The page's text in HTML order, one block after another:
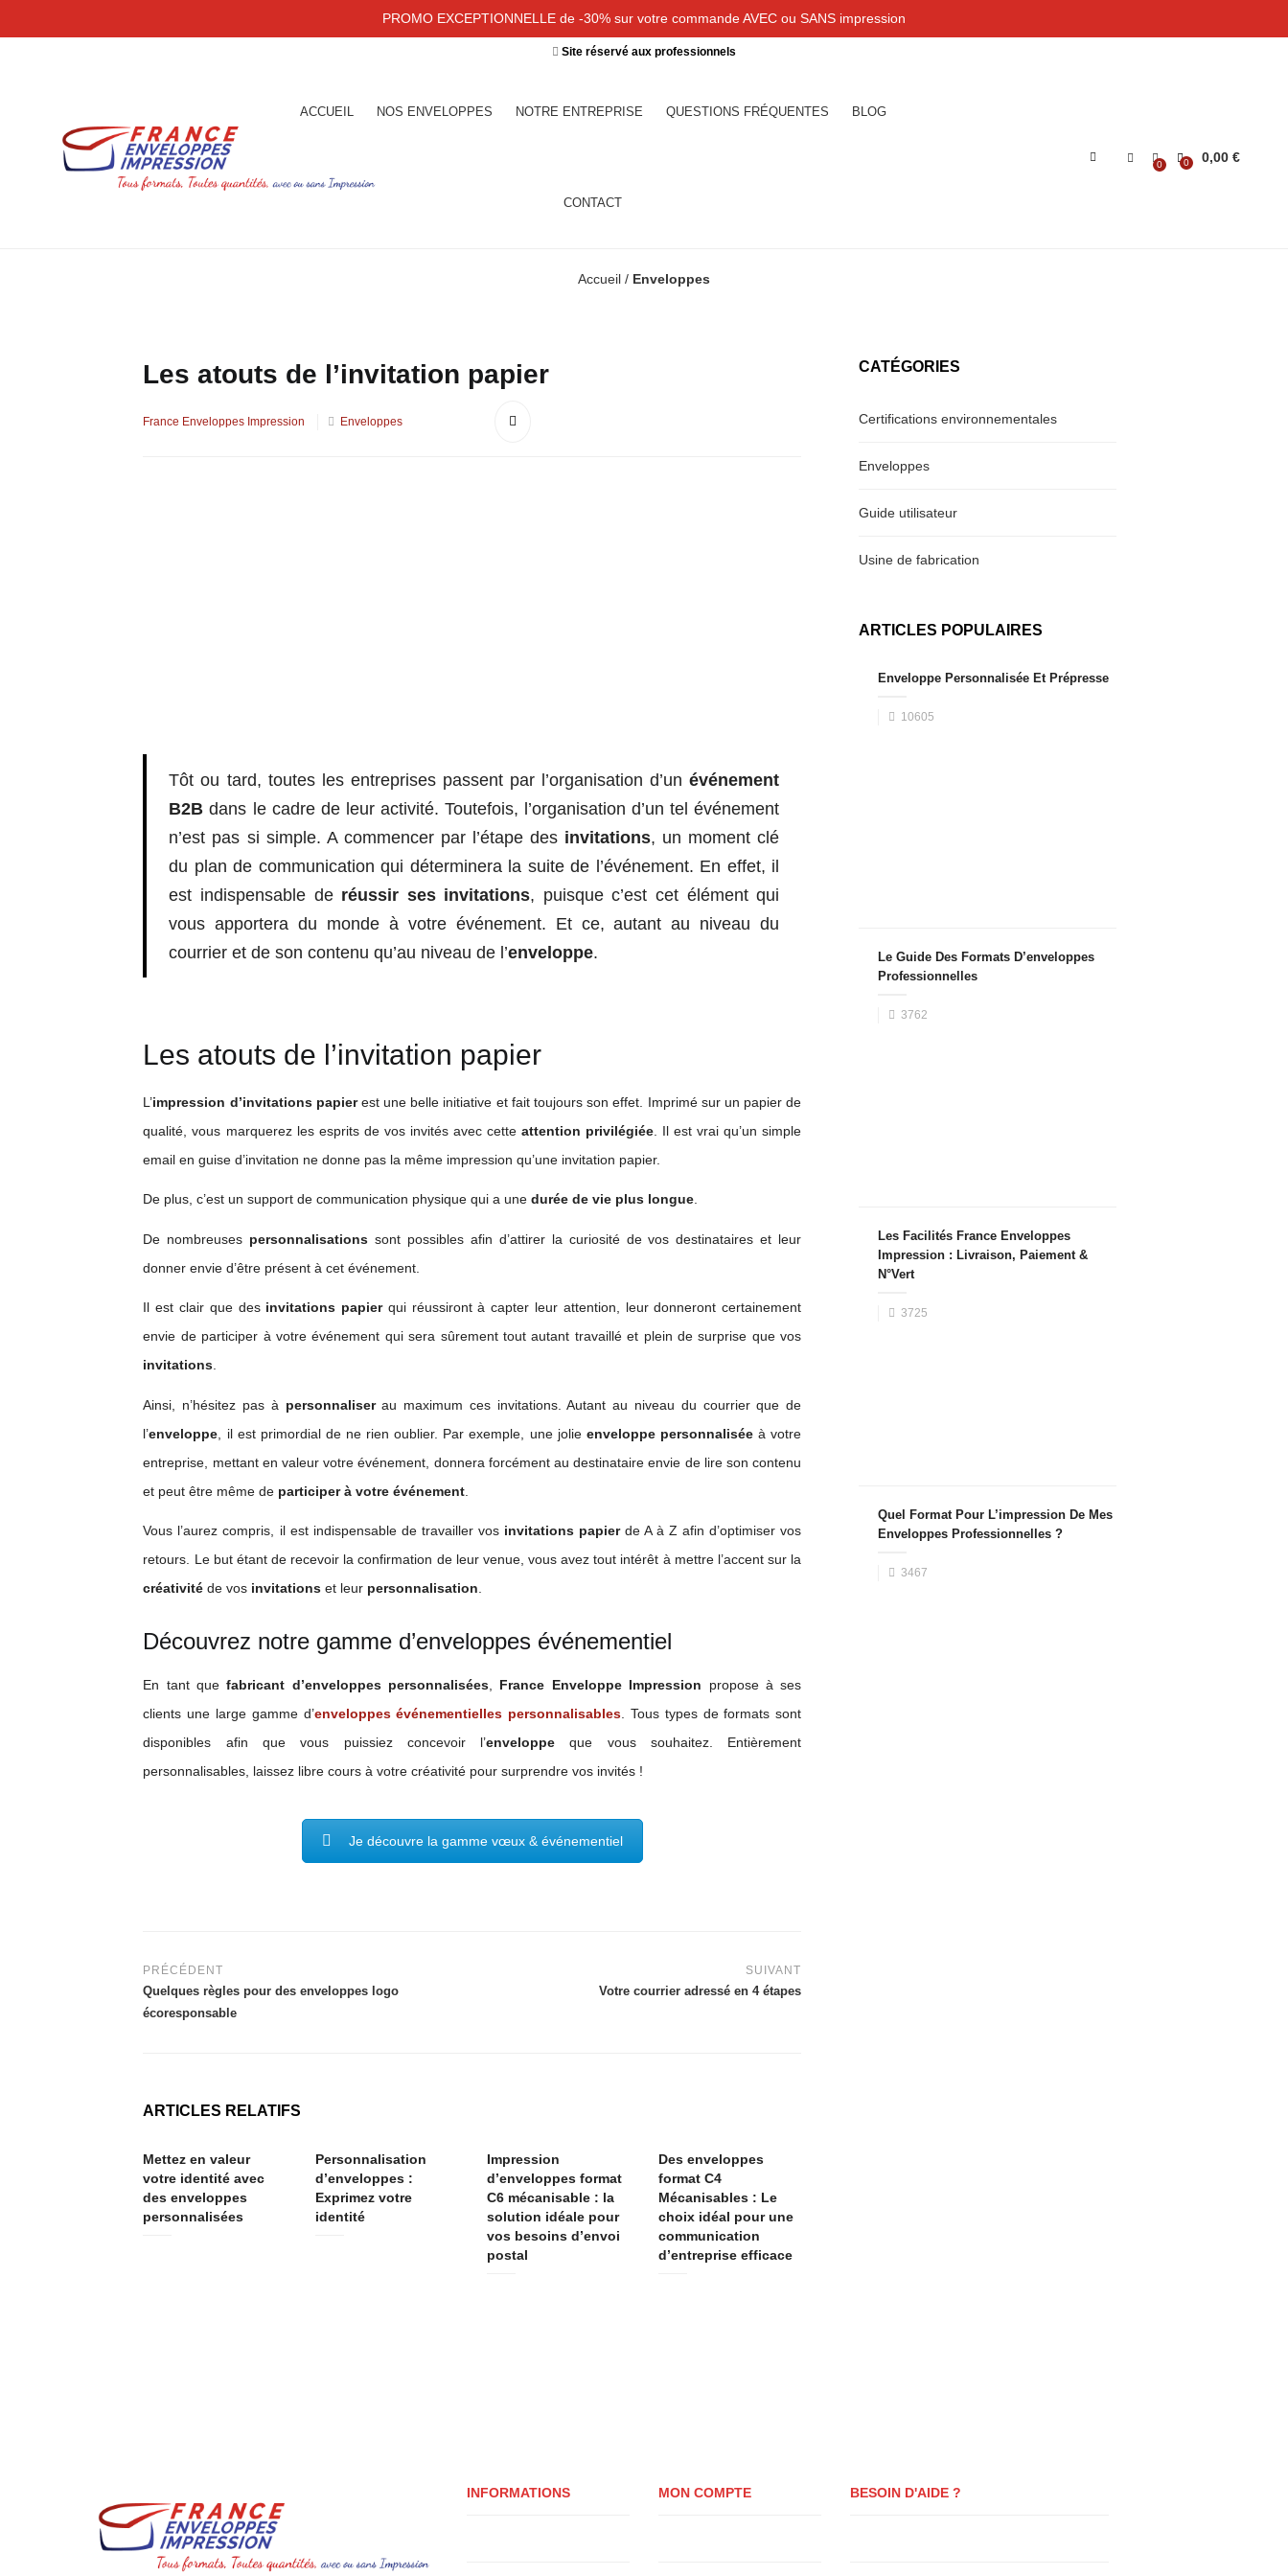
PROMO EXCEPTIONNELLE de -30% sur votre commande AVEC ou SANS impression
Site réservé aux professionnels
ACCUEIL NOS ENVELOPPES NOTRE ENTREPRISE QUESTIONS FRÉQUENTES BLOG
CONTACT
0 0 0,00 €
Accueil / Enveloppes
Les atouts de l’invitation papier
France Enveloppes Impression Enveloppes
Tôt ou tard, toutes les entreprises passent par l’organisation d’unévénement
B2B dans le cadre de leur activité. Toutefois, l’organisation d’un tel événement
n’est pas si simple. A commencer par l’étape des invitations, un moment clé
du plan de communication qui déterminera la suite de l’événement. En effet, il
est indispensable de réussir ses invitations, puisque c’est cet élément qui
vous apportera du monde à votre événement. Et ce, autant au niveau du
courrier et de son contenu qu’au niveau de l’enveloppe.
Les atouts de l’invitation papier
L’impression d’invitations papierest une belle initiative et fait toujours son effet. Imprimé sur un papier de
qualité, vous marquerez les esprits de vos invités avec cette attention privilégiée. Il est vrai qu’un simple
email en guise d’invitation ne donne pas la même impression qu’une invitation papier.
De plus, c’est un support de communication physique qui a une durée de vie plus longue
De nombreuses personnalisations sont possibles afin d’attirer la curiosité de vos destinataires et leur
donner envie d’être présent à cet événement.
Il est clair que des invitations papierqui réussiront à capter leur attention, leur donneront certainement
envie de participer à votre événement qui sera sûrement tout autant travaillé et plein de surprise que vos
invitations
Ainsi, n’hésitez pas à personnaliserau maximum ces invitations. Autant au niveau du courrier que de
l’enveloppe , il est primordial de ne rien oublier. Par exemple, une jolie enveloppe personnaliséeà votre
entreprise, mettant en valeur votre événement, donnera forcément au destinataire envie de lire son contenu
et peut être même de participer à votre événement
Vous l’aurez compris, il est indispensable de travailler vos invitations papier de A à Z afin d’optimiser vos
retours. Le but étant de recevoir la confirmation de leur venue, vous avez tout intérêt à mettre l’accent sur la
créativité de vos invitations et leur personnalisation
Découvrez notre gamme d’enveloppes événementiel
En tant quefabricant d’enveloppes personnalisées France Enveloppe Impression propose à ses
clients une large gamme d’enveloppes événementielles personnalisables . Tous types de formats sont
disponibles afin que vous puissiez concevoir l’enveloppeque vous souhaitez. Entièrement
personnalisables, laissez libre cours à votre créativité pour surprendre vos invités !
Je découvre la gamme vœux & événementiel
PRÉCÉDENT
Quelques règles pour des enveloppes logo
écoresponsable
SUIVANT
Votre courrier adressé en 4 étapes
ARTICLES RELATIFS
Mettez en valeur
votre identité avec
des enveloppes
personnalisées
Personnalisation
d’enveloppes :
Exprimez votre
identité
Impression
d’enveloppes format
C6 mécanisable : la
solution idéale pour
vos besoins d’envoi
postal
Des enveloppes
format C4
Mécanisables : Le
choix idéal pour une
communication
d’entreprise efficace
CATÉGORIES
Certifications environnementales
Enveloppes
Guide utilisateur
Usine de fabrication
ARTICLES POPULAIRES
Enveloppe Personnalisée Et Prépresse
10605
Le Guide Des Formats D’enveloppes
Professionnelles
3762
Les Facilités France Enveloppes
Impression : Livraison, Paiement &
N°Vert
3725
Quel Format Pour L’impression De Mes
Enveloppes Professionnelles ?
3467
INFORMATIONS MON COMPTE BESOIN D'AIDE ?